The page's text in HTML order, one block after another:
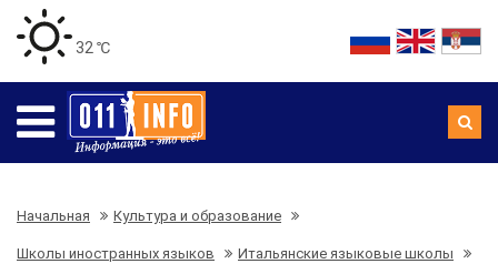
32 ℃
Начальная Культура и образование
Школы иностранных языков Итальянские языковые школы